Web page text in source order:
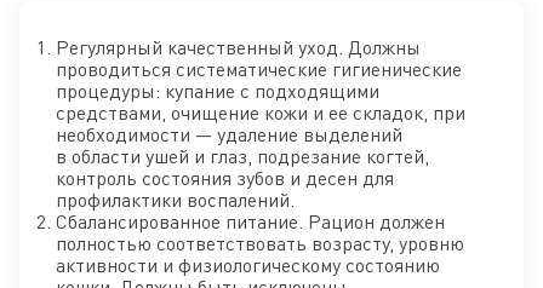
Регулярный качественный уход. Должны
проводиться систематические гигиенические
процедуры: купание с подходящими
средствами, очищение кожи и ее складок, при
необходимости — удаление выделений
в области ушей и глаз, подрезание когтей,
контроль состояния зубов и десен для
профилактики воспалений.
Сбалансированное питание. Рацион должен
полностью соответствовать возрасту, уровню
активности и физиологическому состоянию